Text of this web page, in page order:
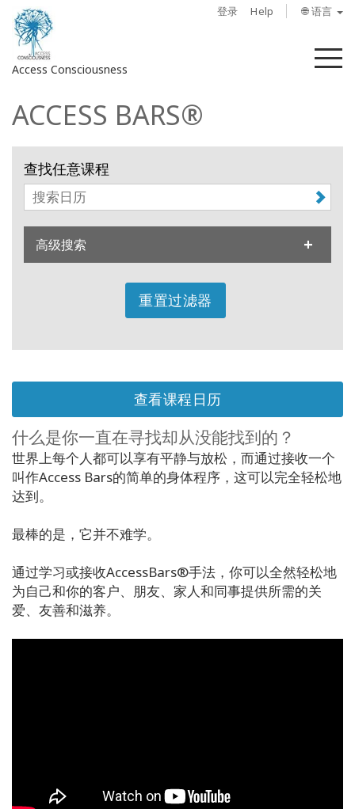
登录 Help 🌐 语言
Access Consciousness
菜
登
您
的
帐
户
于
程
查
找
导
师
Shop
More
ACCESS BARS®
查找任意课程
高级搜索
重置过滤器
查看课程日历
什么是你一直在寻找却从没能找到的？
世界上每个人都可以享有平静与放松，而通过接收一个
叫作Access Bars的简单的身体程序，这可以完全轻松地
达到。
最棒的是，它并不难学。
通过学习或接收AccessBars®手法，你可以全然轻松地
为自己和你的客户、朋友、家人和同事提供所需的关
爱、友善和滋养。